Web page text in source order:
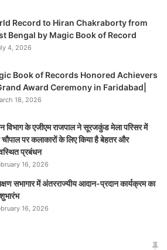
Record to Hiran Chakraborty from
Bengal by Magic Book of Record
4, 2026
Book of Records Honored Achievers
Award Ceremony in Faridabad|
18, 2026
विभाग के एजीएम राजपाल ने सूरजकुंड मेला परिसर में
पर कलाकारों के लिए किया है बेहतर और
प्रबंधन
16, 2026
सभागार में अंतरराज्यीय आदान-प्रदान कार्यक्रम का
16, 2026